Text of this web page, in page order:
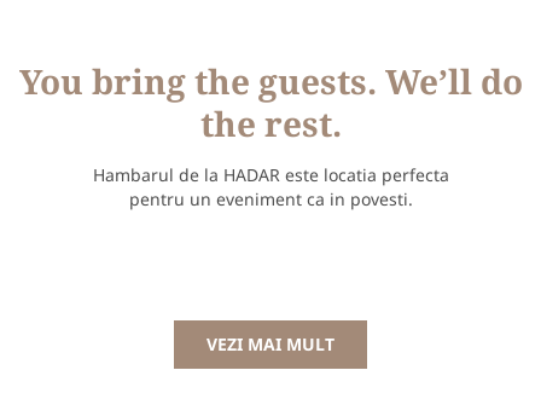
You bring the guests. We’ll do
the rest.
Hambarul de la HADAR este locatia perfecta
pentru un eveniment ca in povesti.
VEZI MAI MULT